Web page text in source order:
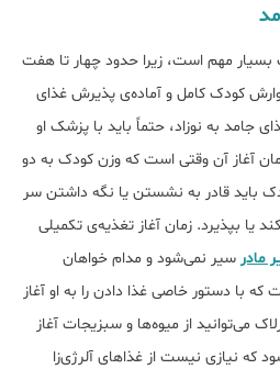
بسیار مهم است، زیرا حدود چهار تا هفت
کودک کامل و آماده‌ی پذیرش غذای
جامد به نوزاد، حتماً باید با پزشک او
آغاز آن وقتی است که وزن کودک به دو
باید قادر به نشستن یا نگه داشتن سر
یا بپذیرد. زمان آغاز تغذیه‌ی تکمیلی
مادر سیر نمی‌شود و مدام خواهان
با دستور خاصی غذا دادن را به او آغاز
می‌توانید از میوه‌ها و سبزیجات آغاز
که نیازی نیست از غذاهای آلرژی‌زا